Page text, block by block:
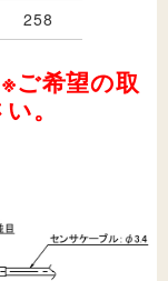
258
ご希望の取
。